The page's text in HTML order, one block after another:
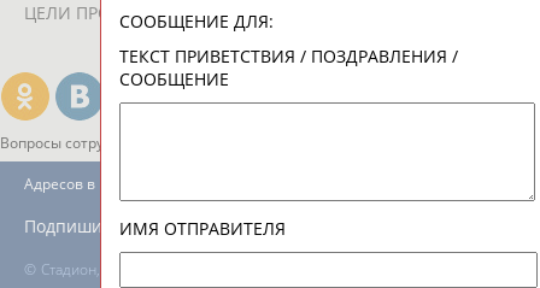
ЦЕЛИ ПРОЕКТА КОНТАКТЫ
Вопросы сотрудничества и совместной деятельности
© Стадион, 1998-2026
Адресов в новостной рассылке: 996
Подпишись
СООБЩЕНИЕ ДЛЯ:
ТЕКСТ ПРИВЕТСТВИЯ / ПОЗДРАВЛЕНИЯ /
СООБЩЕНИЕ
ИМЯ ОТПРАВИТЕЛЯ